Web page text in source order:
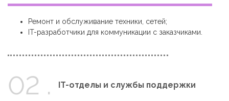
Ремонт и обслуживание техники, сетей;
IT-разработчики для коммуникации с заказчиками.
02 . IT-отделы и службы поддержки